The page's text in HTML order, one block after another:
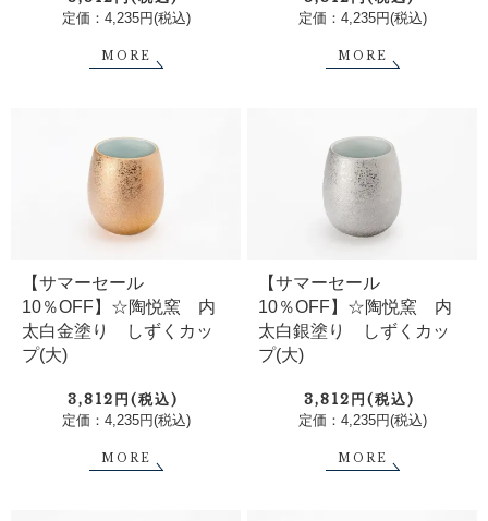
定価：4,235円(税込)
MORE
定価：4,235円(税込)
MORE
【サマーセール
10％OFF】☆陶悦窯 内
太白金塗り しずくカッ
プ(大)
3,812円(税込)
定価：4,235円(税込)
MORE
【サマーセール
10％OFF】☆陶悦窯 内
太白銀塗り しずくカッ
プ(大)
3,812円(税込)
定価：4,235円(税込)
MORE